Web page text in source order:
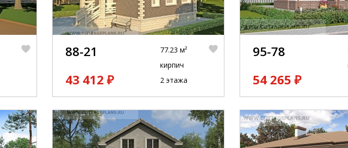
88-21
43 412 ₽
77.23 м²
кирпич
2 этажа
95-78
54 265 ₽